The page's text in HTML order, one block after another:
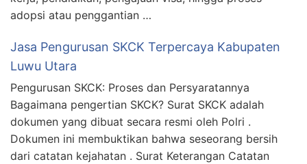
adopsi atau penggantian …
Jasa Pengurusan SKCK Terpercaya Kabupaten
Luwu Utara
Pengurusan SKCK: Proses dan Persyaratannya
Bagaimana pengertian SKCK? Surat SKCK adalah
dokumen yang dibuat secara resmi oleh Polri .
Dokumen ini membuktikan bahwa seseorang bersih
dari catatan kejahatan . Surat Keterangan Catatan